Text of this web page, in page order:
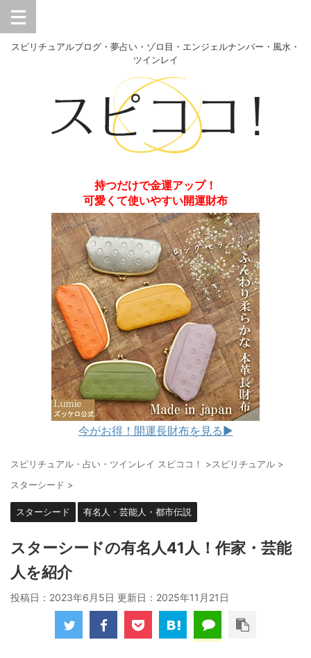
スピリチュアルブログ・夢占い・ゾロ目・エンジェルナンバー・風水・
ツインレイ
持つだけで金運アップ！
可愛くて使いやすい開運財布
今がお得！開運長財布を見る▶︎
スピリチュアル・占い・ツインレイ スピココ！ >スピリチュアル >
スターシード >
スターシード 有名人・芸能人・都市伝説
スターシードの有名人41人！作家・芸能
人を紹介
投稿日：2023年6月5日 更新日： 2025年11月21日